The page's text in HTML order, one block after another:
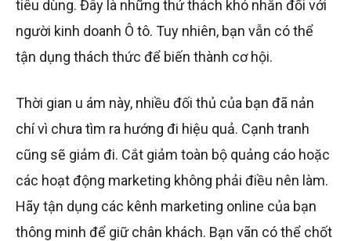
tiêu dùng. Đây là những thử thách khó nhằn đối với
người kinh doanh Ô tô. Tuy nhiên, bạn vẫn có thể
tận dụng thách thức để biến thành cơ hội.
Thời gian u ám này, nhiều đối thủ của bạn đã nản
chí vì chưa tìm ra hướng đi hiệu quả. Cạnh tranh
cũng sẽ giảm đi. Cắt giảm toàn bộ quảng cáo hoặc
các hoạt động marketing không phải điều nên làm.
Hãy tận dụng các kênh marketing online của bạn
thông minh để giữ chân khách. Bạn vãn có thể chốt